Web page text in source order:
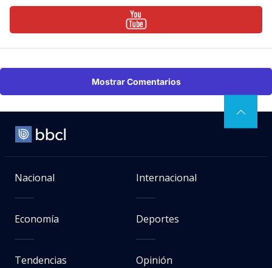
Mostrar Comentarios
Nacional Internacional
Economía Deportes
Tendencias Opinión